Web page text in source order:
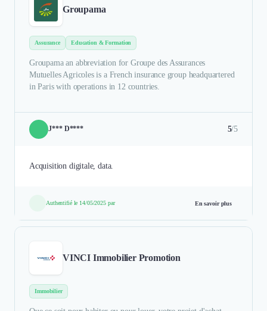
Groupama
Assurance Education & Formation
Groupama an abbreviation for Groupe des Assurances
Mutuelles Agricoles is a French insurance group headquartered
in Paris with operations in 12 countries.
J*** D**** 5/5
Acquisition digitale, data.
Authentifié le 14/05/2025 par En savoir plus
VINCI Immobilier Promotion
Immobilier